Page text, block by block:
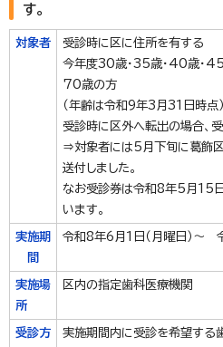
す。
対象者
受診時に区に住所を有する
今年度30歳・35歳・40歳・
70歳の方
（年齢は令和9年3月31日時点）
受診時に区外へ転出の場合、
⇒対象者には5月下旬に葛飾
送付しました。
なお受診券は令和8年5月15
います。
実施期
間
令和8年6月1日（月曜日）～
実施場
所
区内の指定歯科医療機関
受診方
実施期間内に受診を希望する